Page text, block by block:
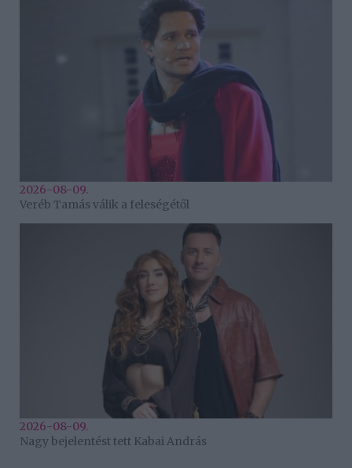
2026-08-09.
Veréb Tamás válik a feleségétől
2026-08-09.
Nagy bejelentést tett Kabai András